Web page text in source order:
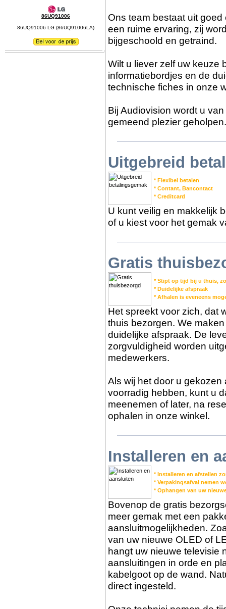
86UQ91006
86UQ91006 LG (86UQ91006LA)
Ons team bestaat uit
een ruime ervaring, zij
bijgeschoold en getraind.
Wilt u liever zelf uw keuze
informatiebordjes en de
technische fiches in onze
Bij Audiovision wordt u
gemeend plezier geholpen.
Uitgebreid
* Flexibel betalen
* Contant, Bancontact
* Creditcard
U kunt veilig en makkelijk
of u kiest voor het gemak
Gratis
* Stipt op tijd bij u thuis,
* Duidelijke afspraak
* Afhalen is eveneens
Het spreekt voor zich, dat
thuis bezorgen. We
duidelijke afspraak. De
zorgvuldigheid worden
medewerkers.
Als wij het door u gekozen
voorradig hebben, kunt u
meenemen of later, na
ophalen in onze winkel.
Installeren en
* Installeren en afstellen
* Verpakingsafval nemen
* Ophangen van uw
Bovenop de gratis
meer gemak met een
aansluitmogelijkheden.
van uw nieuwe OLED of
hangt uw nieuwe televisie
aansluitingen in orde en
kabelgoot op de wand.
direct ingesteld.